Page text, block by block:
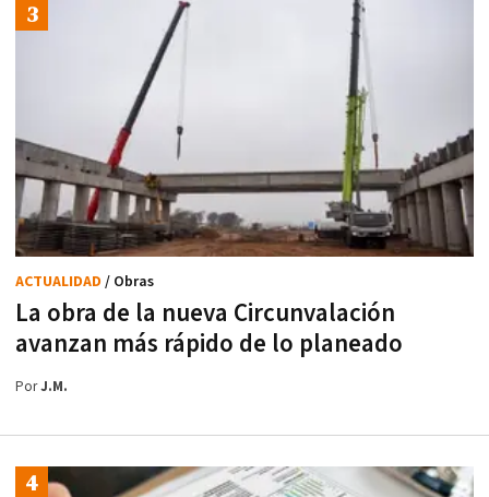
La obra de la nueva Circunvalación
avanzan más rápido de lo planeado
ACTUALIDAD / Obras
PorJ.M.